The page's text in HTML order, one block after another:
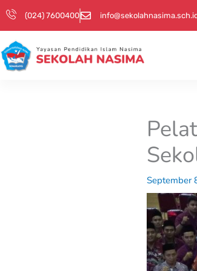
Skip
(024) 7600400
September